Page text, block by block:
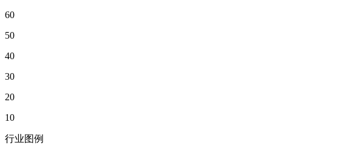
60
50
40
30
20
10
行业图例